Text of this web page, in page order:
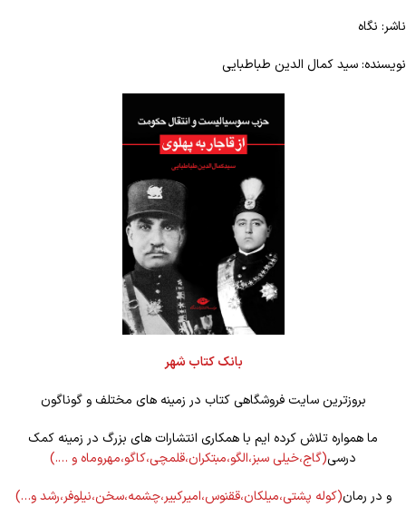
ناشر: نگاه
نویسنده: سید کمال الدین طباطبایی
بانک کتاب شهر
بروزترین سایت فروشگاهی کتاب در زمینه های مختلف و گوناگون
ما همواره تلاش کرده ایم با همکاری انتشارات های بزرگ در زمینه کمک
درسی(گاج،خیلی سبز،الگو،مبتکران،قلمچی،کاگو،مهروماه و ….)
و در رمان(کوله پشتی،میلکان،ققنوس،امیرکبیر،چشمه،سخن،نیلوفر،رشد و…)